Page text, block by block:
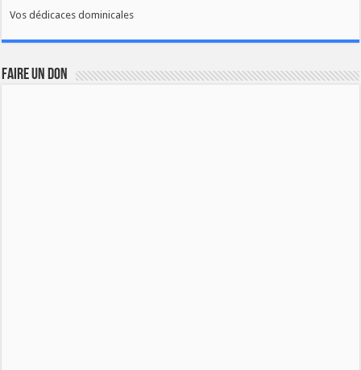
Vos dédicaces dominicales
FAIRE UN DON